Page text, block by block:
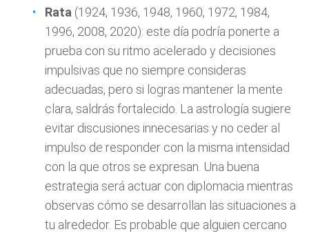
Rata (1924, 1936, 1948, 1960, 1972, 1984,
1996, 2008, 2020): este día podría ponerte a
prueba con su ritmo acelerado y decisiones
impulsivas que no siempre consideras
adecuadas, pero si logras mantener la mente
clara, saldrás fortalecido. La astrología sugiere
evitar discusiones innecesarias y no ceder al
impulso de responder con la misma intensidad
con la que otros se expresan. Una buena
estrategia será actuar con diplomacia mientras
observas cómo se desarrollan las situaciones a
tu alrededor. Es probable que alguien cercano